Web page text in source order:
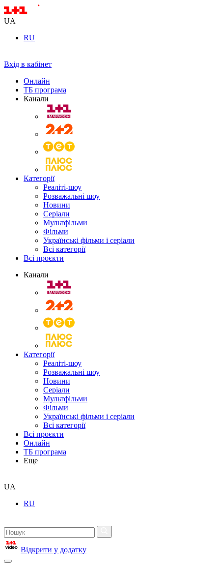
UA
RU
Вхід в кабінет
Онлайн
ТБ програма
Канали
Категорії
Реаліті-шоу
Розважальні шоу
Новини
Серіали
Мультфільми
Фільми
Українські фільми і серіали
Всі категорії
Всі проєкти
Канали
Категорії
Реаліті-шоу
Розважальні шоу
Новини
Серіали
Мультфільми
Фільми
Українські фільми і серіали
Всі категорії
Всі проєкти
Онлайн
ТБ програма
Еще
UA
RU
Відкрити у додатку